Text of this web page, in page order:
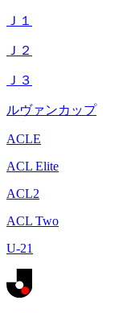
Ｊ１
Ｊ２
Ｊ３
ルヴァンカップ
ACLE
ACL Elite
ACL2
ACL Two
U-21